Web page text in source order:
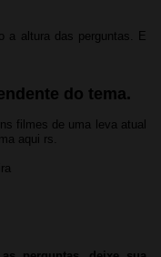
a altura das perguntas. E
do tema.
filmes de uma leva atual
aqui rs.